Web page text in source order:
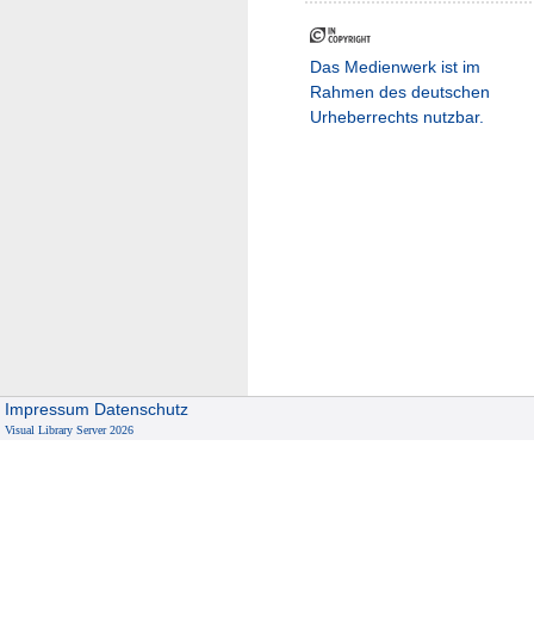
Das Medienwerk ist im
Rahmen des deutschen
Urheberrechts nutzbar.
Impressum Datenschutz
Visual Library Server 2026